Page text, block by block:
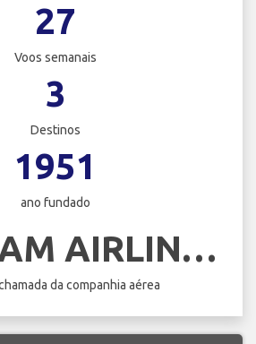
27
Voos semanais
3
Destinos
1951
ano fundado
VIETNAM AIRLINES
da companhia aérea